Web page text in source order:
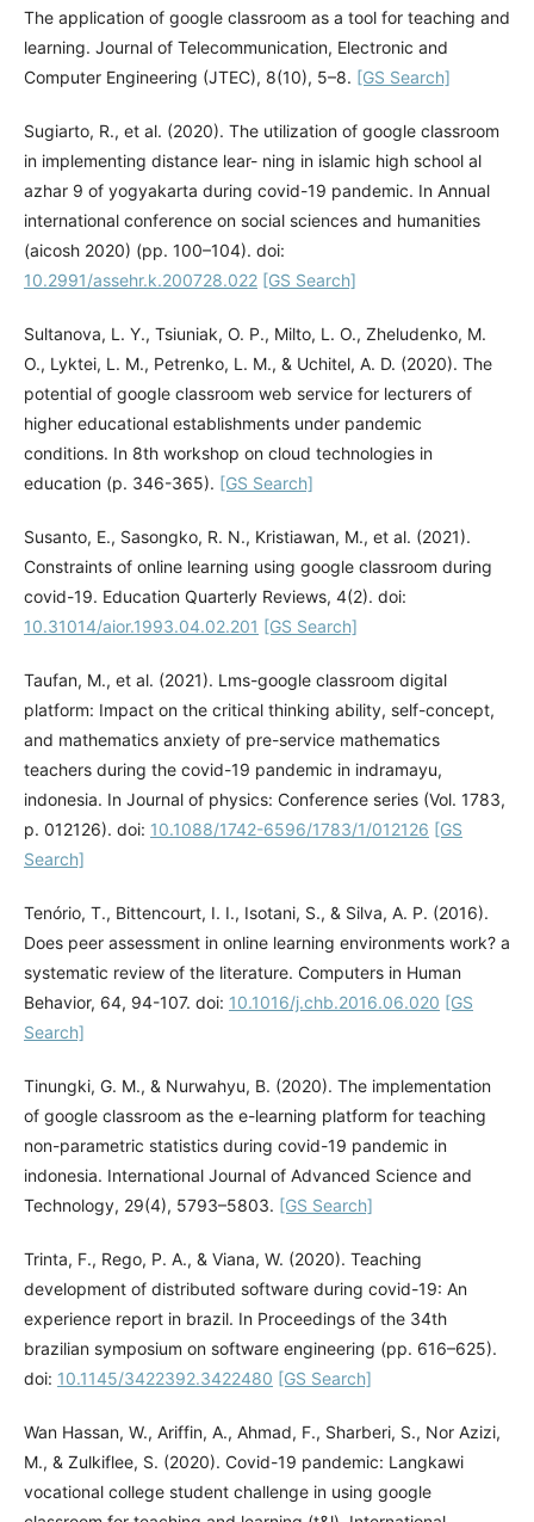
The application of google classroom as a tool for teaching and
learning. Journal of Telecommunication, Electronic and
Computer Engineering (JTEC), 8(10), 5–8. [GS Search]
Sugiarto, R., et al. (2020). The utilization of google classroom
in implementing distance lear- ning in islamic high school al
azhar 9 of yogyakarta during covid-19 pandemic. In Annual
international conference on social sciences and humanities
(aicosh 2020) (pp. 100–104). doi:
10.2991/assehr.k.200728.022 [GS Search]
Sultanova, L. Y., Tsiuniak, O. P., Milto, L. O., Zheludenko, M.
O., Lyktei, L. M., Petrenko, L. M., & Uchitel, A. D. (2020). The
potential of google classroom web service for lecturers of
higher educational establishments under pandemic
conditions. In 8th workshop on cloud technologies in
education (p. 346-365). [GS Search]
Susanto, E., Sasongko, R. N., Kristiawan, M., et al. (2021).
Constraints of online learning using google classroom during
covid-19. Education Quarterly Reviews, 4(2). doi:
10.31014/aior.1993.04.02.201 [GS Search]
Taufan, M., et al. (2021). Lms-google classroom digital
platform: Impact on the critical thinking ability, self-concept,
and mathematics anxiety of pre-service mathematics
teachers during the covid-19 pandemic in indramayu,
indonesia. In Journal of physics: Conference series (Vol. 1783,
p. 012126). doi: 10.1088/1742-6596/1783/1/012126 [GS
Search]
Tenório, T., Bittencourt, I. I., Isotani, S., & Silva, A. P. (2016).
Does peer assessment in online learning environments work? a
systematic review of the literature. Computers in Human
Behavior, 64, 94-107. doi: 10.1016/j.chb.2016.06.020 [GS
Search]
Tinungki, G. M., & Nurwahyu, B. (2020). The implementation
of google classroom as the e-learning platform for teaching
non-parametric statistics during covid-19 pandemic in
indonesia. International Journal of Advanced Science and
Technology, 29(4), 5793–5803. [GS Search]
Trinta, F., Rego, P. A., & Viana, W. (2020). Teaching
development of distributed software during covid-19: An
experience report in brazil. In Proceedings of the 34th
brazilian symposium on software engineering (pp. 616–625).
doi: 10.1145/3422392.3422480 [GS Search]
Wan Hassan, W., Ariffin, A., Ahmad, F., Sharberi, S., Nor Azizi,
M., & Zulkiflee, S. (2020). Covid-19 pandemic: Langkawi
vocational college student challenge in using google